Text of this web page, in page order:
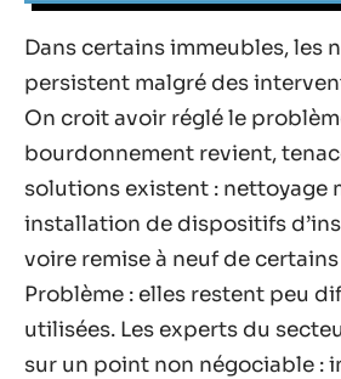
Dans certains immeubles, les
persistent malgré des
On croit avoir réglé le
bourdonnement revient,
solutions existent : nettoyage
installation de dispositifs
voire remise à neuf de
Problème : elles restent peu
utilisées. Les experts du
sur un point non négociable :